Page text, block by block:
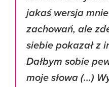
jakaś wersja
zachowań, ale
siebie pokazał z
Dałbym sobie
moje słowa (...)